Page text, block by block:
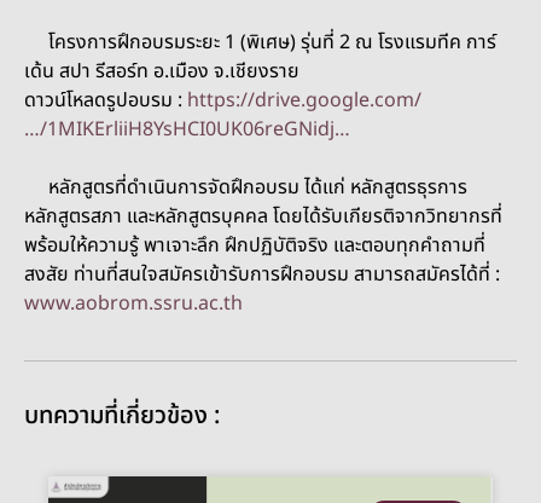
โครงการฝึกอบรมระยะ 1 (พิเศษ) รุ่นที่ 2 ณ โรงแรมทีค การ์
เด้น สปา รีสอร์ท อ.เมือง จ.เชียงราย
ดาวน์โหลดรูปอบรม : https://drive.google.com/
…/1MIKErliiH8YsHCI0UK06reGNidj…
หลักสูตรที่ดำเนินการจัดฝึกอบรม ได้แก่ หลักสูตรธุรการ
หลักสูตรสภา และหลักสูตรบุคคล โดยได้รับเกียรติจากวิทยากรที่
พร้อมให้ความรู้ พาเจาะลึก ฝึกปฏิบัติจริง และตอบทุกคำถามที่
สงสัย ท่านที่สนใจสมัครเข้ารับการฝึกอบรม สามารถสมัครได้ที่ :
www.aobrom.ssru.ac.th
บทความที่เกี่ยวข้อง :